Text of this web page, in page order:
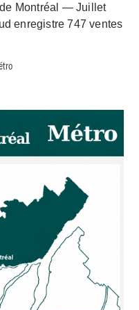
Montréal — Juillet
enregistre 747 ventes